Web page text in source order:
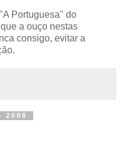
Portuguesa" do
a ouço nestas
consigo, evitar a
2008